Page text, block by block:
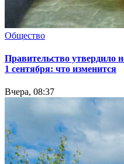
Общество
Правительство утвердило
1 сентября: что изменится
Вчера, 08:37